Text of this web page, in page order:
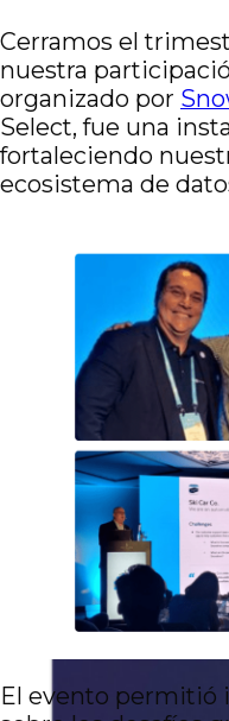
Cerramos el
nuestra
organizado por
Select, fue una
fortaleciendo
ecosistema de
El evento permitió